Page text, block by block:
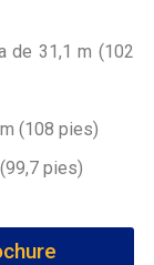
de 31,1 m (102
(108 pies)
pies)